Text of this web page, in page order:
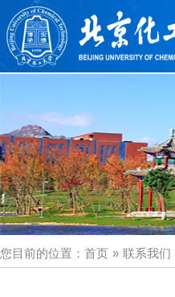
您目前的位置： 首页 » 联系我们